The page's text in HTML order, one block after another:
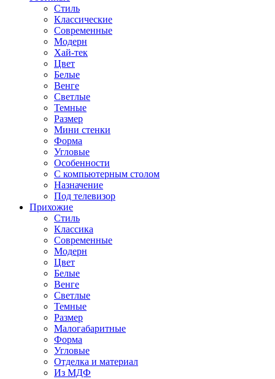
Стиль
Классические
Современные
Модерн
Хай-тек
Цвет
Белые
Венге
Светлые
Темные
Размер
Мини стенки
Форма
Угловые
Особенности
С компьютерным столом
Назначение
Под телевизор
Прихожие
Стиль
Классика
Современные
Модерн
Цвет
Белые
Венге
Светлые
Темные
Размер
Малогабаритные
Форма
Угловые
Отделка и материал
Из МДФ